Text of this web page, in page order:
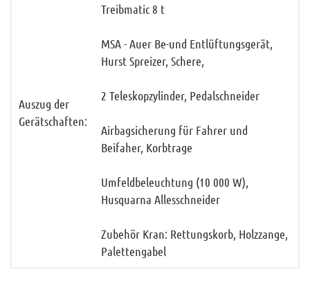
RSS News
Links
Auszug der
Gerätschaften:
Treibmatic 8 t
MSA - Auer Be-und Entlüftungsgerät,
Hurst Spreizer, Schere,
2 Teleskopzylinder, Pedalschneider
Airbagsicherung für Fahrer und
Beifaher, Korbtrage
Umfeldbeleuchtung (10 000 W),
Husquarna Allesschneider
Zubehör Kran: Rettungskorb, Holzzange,
Palettengabel